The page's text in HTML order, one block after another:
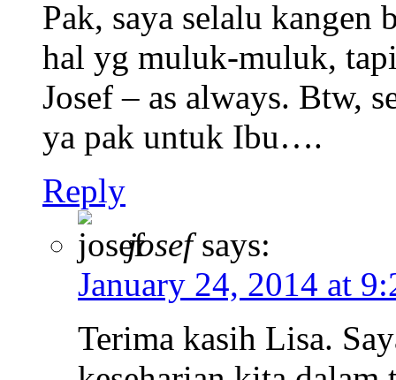
Pak, saya selalu
hal yg muluk-muluk,
Josef – as always. Btw,
ya pak untuk Ibu….
Reply
josef says:
January 24, 2014 at
Terima kasih Lisa.